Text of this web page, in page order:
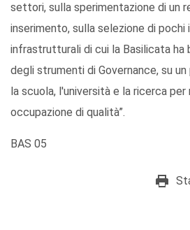
settori, sulla sperimentazione di un
inserimento, sulla selezione di
infrastrutturali di cui la Basilicata ha
degli strumenti di Governance, su
la scuola, l'università e la ricerca per
occupazione di qualità”.
BAS 05